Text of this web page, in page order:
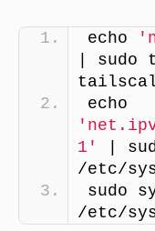
echo
|
1'
|
/etc/
sudo
/etc/